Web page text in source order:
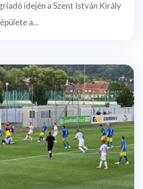
idején a Szent István Király
a...